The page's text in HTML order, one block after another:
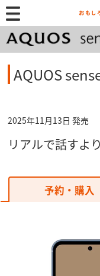
AQUOS
2025年11月13日 発売
リアルで話すよ
予約・購入